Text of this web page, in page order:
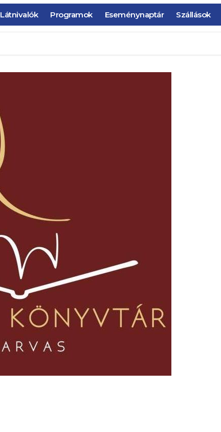
Látnivalók Programok Eseménynaptár Szállások